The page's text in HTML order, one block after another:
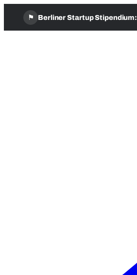
⚑ Berliner Startup Stipendium: